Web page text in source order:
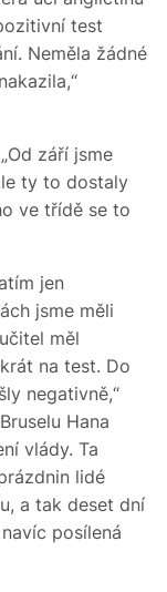
test
Neměla žádné
září jsme
ty to dostaly
ve třídě se to
jen
jsme měli
měl
na test. Do
negativně,“
Hana
vlády. Ta
lidé
a tak deset dní
posílená